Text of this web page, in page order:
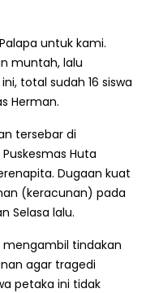
untuk kami.
muntah, lalu
total sudah 16 siswa
Herman.
tersebar di
Huta
Dugaan kuat
(keracunan) pada
Selasa lalu.
mengambil tindakan
agar tragedi
petaka ini tidak